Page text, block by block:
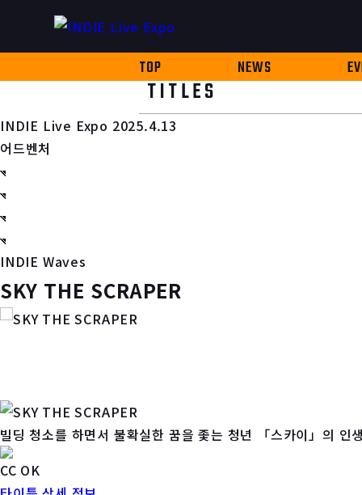
TOP NEWS
TITLES
INDIE Live Expo 2025.4.13
어드벤처
INDIE Waves
SKY THE SCRAPER
빌딩 청소를 하면서 불확실한 꿈을 좇는 청년 「스카이」의 인
CC OK